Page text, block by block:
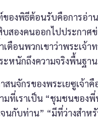
ธีต้อนรับคือการอ่านพร
บสองคนออกไปประกาศ
ตือนพวกเขาว่าพระเจ้า
ะหนักถึงความจริงพื้นฐา
กรของพระเยซูเจ้าคือ
มที่เราเป็น “ชุมชนของ
นกับท่าน” “มีที่ว่างสำห